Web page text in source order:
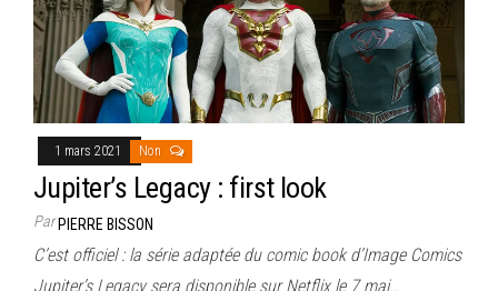
1 mars 2021 Non
Jupiter’s Legacy : first look
ParPIERRE BISSON
C’est officiel : la série adaptée du comic book d’Image Comics
Jupiter’s Legacy sera disponible sur Netflix le 7 mai…